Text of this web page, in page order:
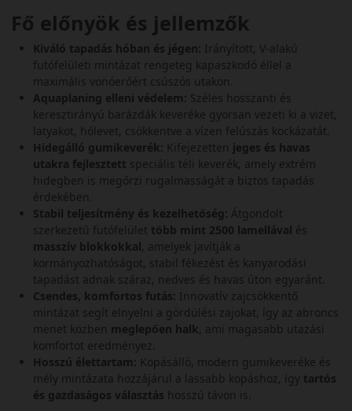
Fő előnyök és jellemzők
Kiváló tapadás hóban és jégen: Irányított, V-alakú
futófelületi mintázat rengeteg kapaszkodó éllel a
maximális vonóerőért csúszós utakon.
Aquaplaning elleni védelem: Széles hosszanti és
keresztirányú barázdák keveréke gyorsan vezeti ki a vizet,
latyakot, hólevet, csökkentve a vízen felúszás kockázatát.
Hidegálló gumikeverék: Kifejezetten jeges és havas
utakra fejlesztett speciális téli keverék, amely extrém
hidegben is megőrzi rugalmasságát a biztos tapadás
érdekében.
Stabil teljesítmény és kezelhetőség: Átgondolt
szerkezetű futófelület több mint 2500 lamellával és
masszív blokkokkal , amelyek javítják a
kormányozhatóságot, stabil fékezést és kanyarodási
tapadást adnak száraz, nedves és havas úton egyaránt.
Csendes, komfortos futás: Innovatív zajcsökkentő
mintázat segít elnyelni a gördülési zajokat, így az abroncs
menet közben meglepően halk , ami magasabb utazási
komfortot eredményez.
Hosszú élettartam: Kopásálló, modern gumikeveréke és
mély mintázata hozzájárul a lassabb kopáshoz, így tartós
és gazdaságos választás hosszú távon is.